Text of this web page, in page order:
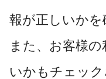
報が正しいかを
また、お客様
いかもチェック